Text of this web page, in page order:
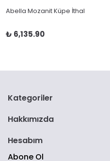
Abella Mozanit Küpe İthal
₺ 6,135.90
Kategoriler
Hakkımızda
Hesabım
Abone Ol